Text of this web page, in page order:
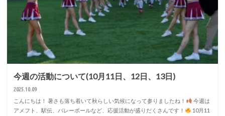
今週の活動について(10月11日、12日、13日)
2025.10.09
こんにちは！ 暑さも落ち着いて秋らしい気候になって参りましたね！
今週は
アメフト、駅伝、バレーボールなど、応援活動が盛りだくさんです！
10月11